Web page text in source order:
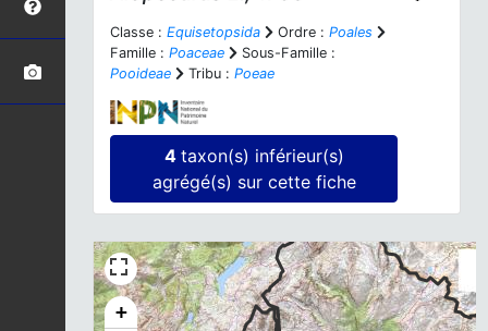
Classe : Equisetopsida Ordre : Poales
Famille : Poaceae
Sous-Famille :
Pooideae
Tribu : Poeae
4 taxon(s) inférieur(s)
agrégé(s) sur cette fiche
+